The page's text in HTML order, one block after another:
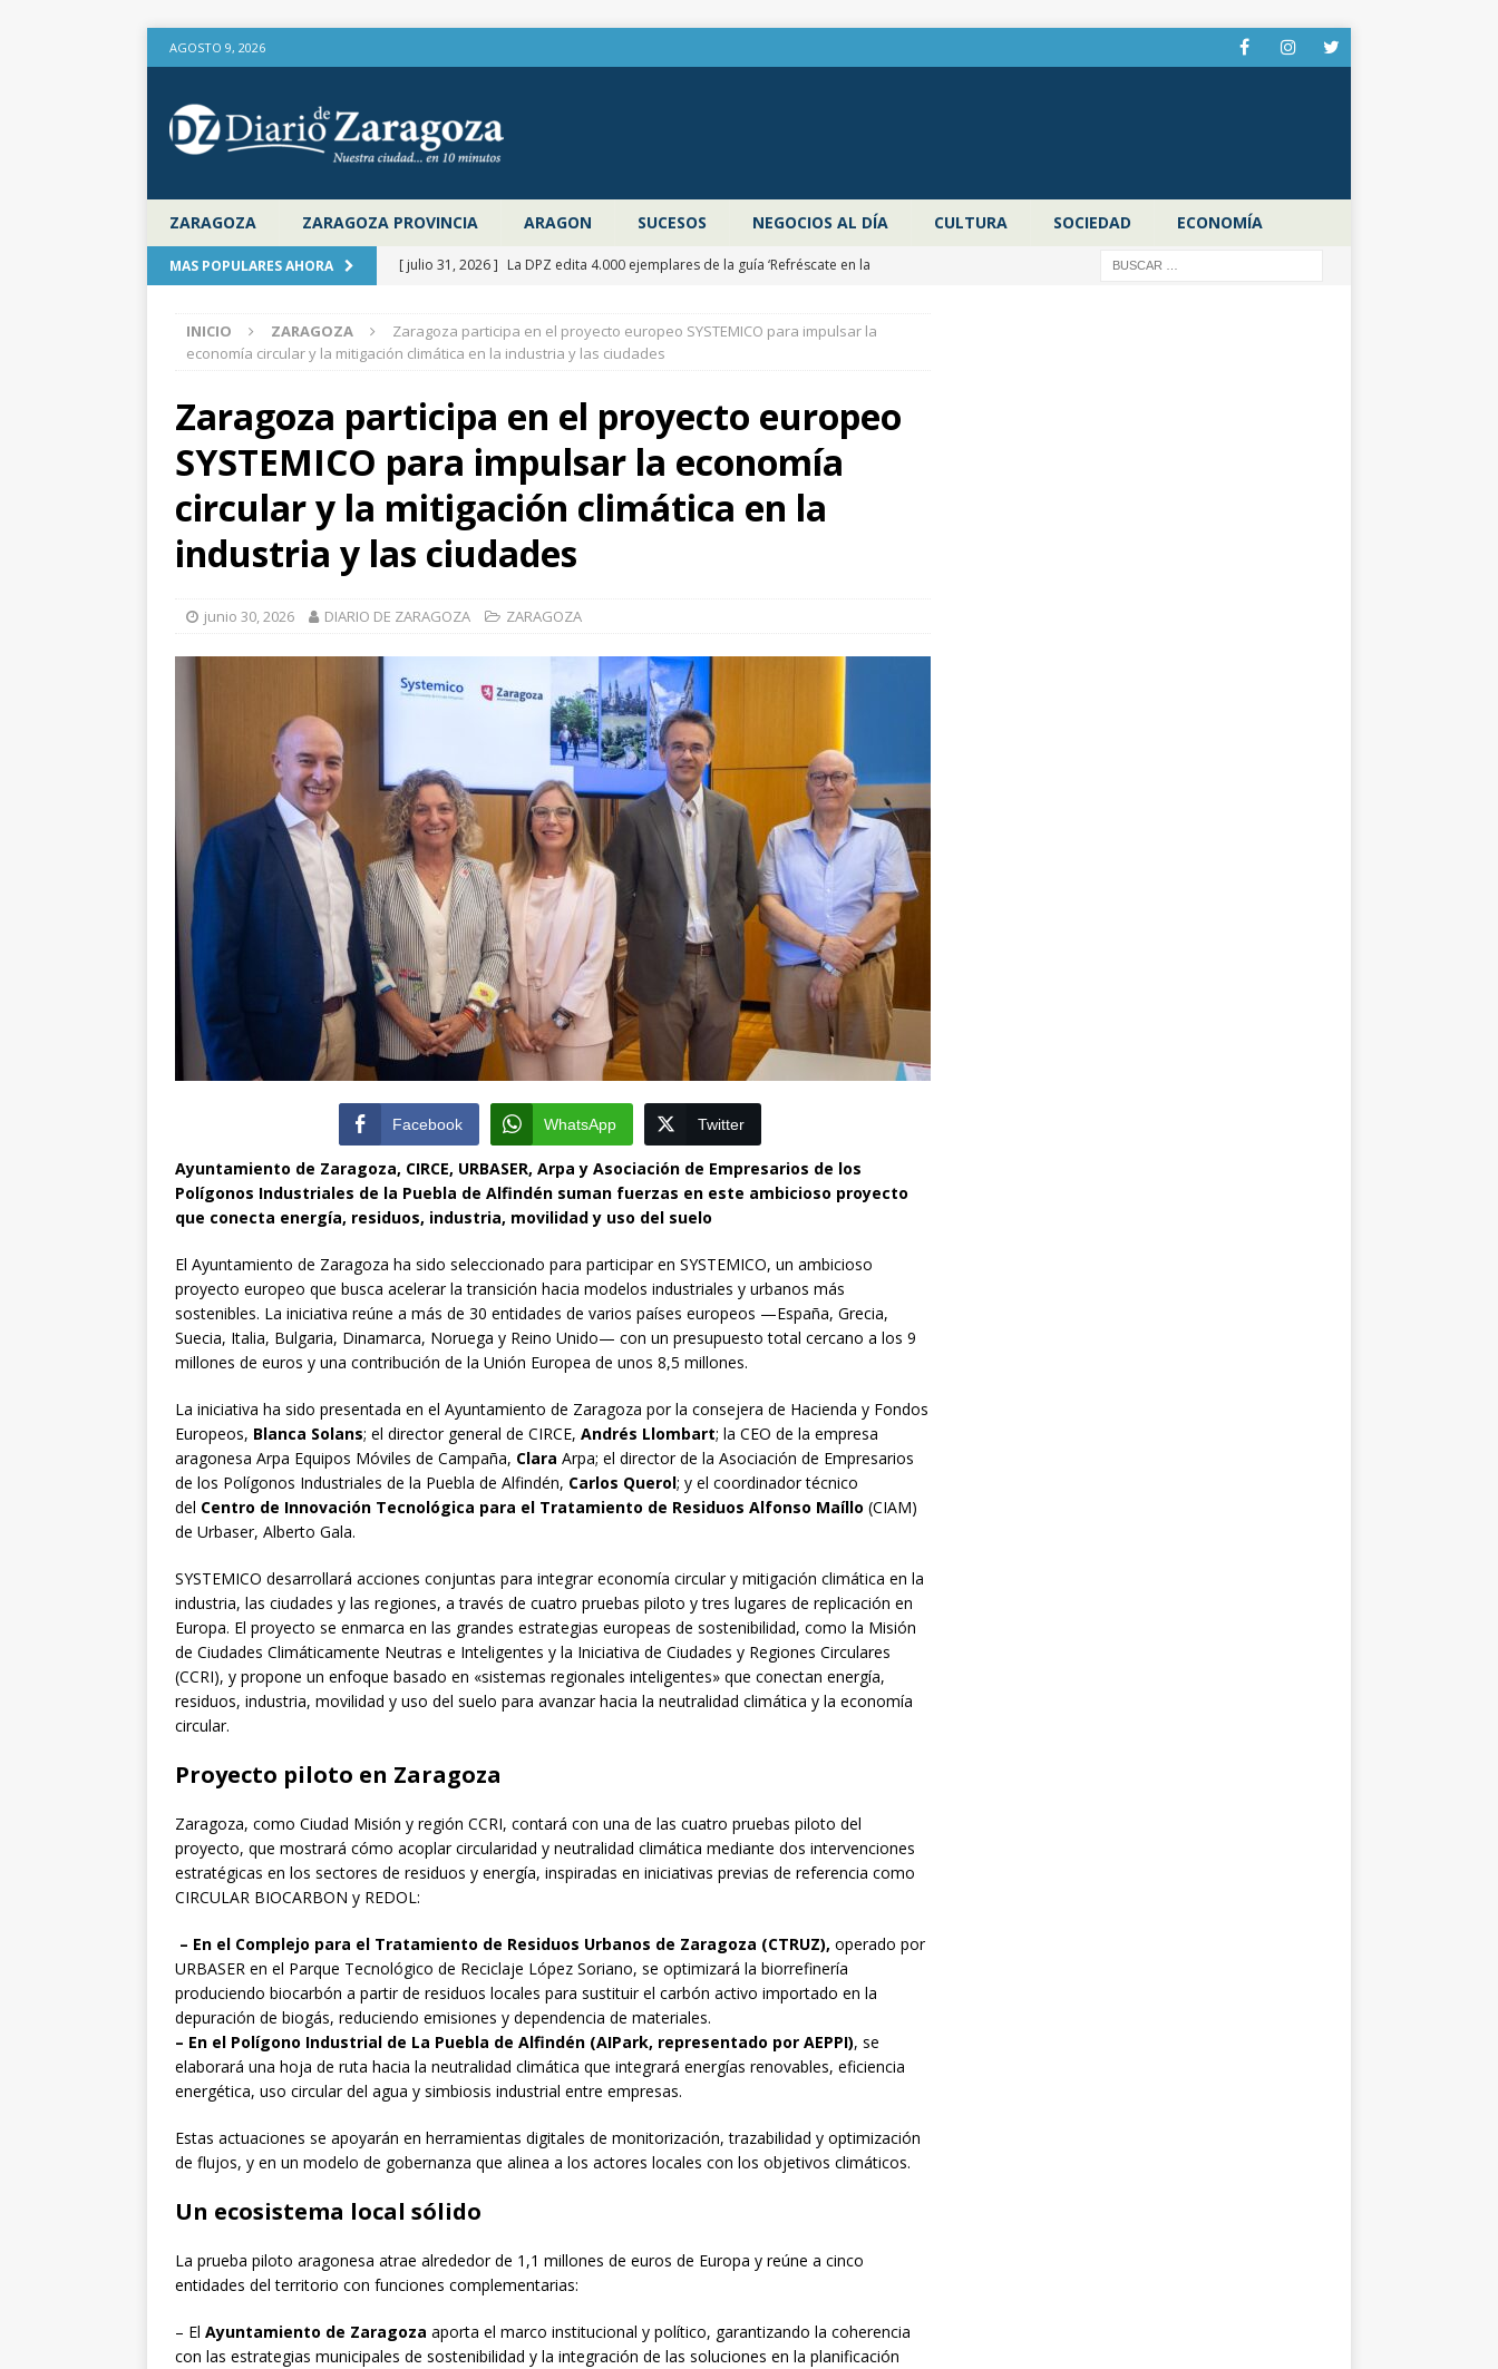
AGOSTO 9, 2026
ZARAGOZA ZARAGOZA PROVINCIA ARAGON SUCESOS NEGOCIOS AL DÍA CULTURA SOCIEDAD ECONOMÍA
MAS POPULARES AHORA [ julio 31, 2026 ] La DPZ edita 4.000 ejemplares de la guía ‘Refréscate en la
aire libre en el verano
ZARAGOZA PROVINCIA
la Diputación de Zaragoza con las entradas agotadas
CULTURA
[ julio 31, 2026 ] Zaragoza congela un año más los impuestos municipales y
actualiza al IPC las tasas de residuos y abastecimiento de agua
[ julio 31, 2026 ]
de Santiago de la catedral de Tarazona tras una inversión de 304.000 euros
interceptaron poco después de robar en el interior de más de media docena de
ZARAGOZA
INICIO ZARAGOZA
Zaragoza participa en el proyecto europeo SYSTEMICO para impulsar la
economía circular y la mitigación climática en la industria y las ciudades
Zaragoza participa en el proyecto europeo
SYSTEMICO para impulsar la economía
circular y la mitigación climática en la
industria y las ciudades
junio 30, 2026 DIARIO DE ZARAGOZA ZARAGOZA
Facebook WhatsApp Twitter
Ayuntamiento de Zaragoza, CIRCE, URBASER, Arpa y Asociación de Empresarios de los
Polígonos Industriales de la Puebla de Alfindén suman fuerzas en este ambicioso proyecto
que conecta energía, residuos, industria, movilidad y uso del suelo
El Ayuntamiento de Zaragoza ha sido seleccionado para participar en SYSTEMICO, un ambicioso
proyecto europeo que busca acelerar la transición hacia modelos industriales y urbanos más
sostenibles. La iniciativa reúne a más de 30 entidades de varios países europeos —España, Grecia,
Suecia, Italia, Bulgaria, Dinamarca, Noruega y Reino Unido— con un presupuesto total cercano a los 9
millones de euros y una contribución de la Unión Europea de unos 8,5 millones.
La iniciativa ha sido presentada en el Ayuntamiento de Zaragoza por la consejera de Hacienda y Fondos
Europeos, Blanca Solans; el director general de CIRCE, Andrés Llombart; la CEO de la empresa
aragonesa Arpa Equipos Móviles de Campaña, Clara Arpa; el director de la Asociación de Empresarios
de los Polígonos Industriales de la Puebla de Alfindén, Carlos Querol; y el coordinador técnico
del Centro de Innovación Tecnológica para el Tratamiento de Residuos Alfonso Maíllo (CIAM)
de Urbaser, Alberto Gala.
SYSTEMICO desarrollará acciones conjuntas para integrar economía circular y mitigación climática en la
industria, las ciudades y las regiones, a través de cuatro pruebas piloto y tres lugares de replicación en
Europa. El proyecto se enmarca en las grandes estrategias europeas de sostenibilidad, como la Misión
de Ciudades Climáticamente Neutras e Inteligentes y la Iniciativa de Ciudades y Regiones Circulares
(CCRI), y propone un enfoque basado en «sistemas regionales inteligentes» que conectan energía,
residuos, industria, movilidad y uso del suelo para avanzar hacia la neutralidad climática y la economía
circular.
Proyecto piloto en Zaragoza
Zaragoza, como Ciudad Misión y región CCRI, contará con una de las cuatro pruebas piloto del
proyecto, que mostrará cómo acoplar circularidad y neutralidad climática mediante dos intervenciones
estratégicas en los sectores de residuos y energía, inspiradas en iniciativas previas de referencia como
CIRCULAR BIOCARBON y REDOL:
– En el Complejo para el Tratamiento de Residuos Urbanos de Zaragoza (CTRUZ), operado por
URBASER en el Parque Tecnológico de Reciclaje López Soriano, se optimizará la biorrefinería
produciendo biocarbón a partir de residuos locales para sustituir el carbón activo importado en la
depuración de biogás, reduciendo emisiones y dependencia de materiales.
– En el Polígono Industrial de La Puebla de Alfindén (AIPark, representado por AEPPI), se
elaborará una hoja de ruta hacia la neutralidad climática que integrará energías renovables, eficiencia
energética, uso circular del agua y simbiosis industrial entre empresas.
Estas actuaciones se apoyarán en herramientas digitales de monitorización, trazabilidad y optimización
de flujos, y en un modelo de gobernanza que alinea a los actores locales con los objetivos climáticos.
Un ecosistema local sólido
La prueba piloto aragonesa atrae alrededor de 1,1 millones de euros de Europa y reúne a cinco
entidades del territorio con funciones complementarias:
– El Ayuntamiento de Zaragoza aporta el marco institucional y político, garantizando la coherencia
con las estrategias municipales de sostenibilidad y la integración de las soluciones en la planificación